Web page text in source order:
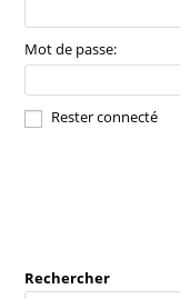
Mot de passe:
Rester connecté
Rechercher